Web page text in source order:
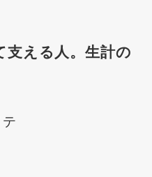
える人。生計の